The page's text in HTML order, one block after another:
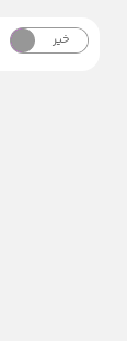
خیر